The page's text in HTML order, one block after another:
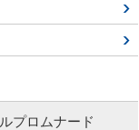
プロムナード